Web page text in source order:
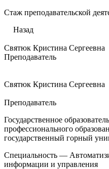
Стаж преподавательской
Назад
Святюк Кристина Сергеевна
Преподаватель
Святюк Кристина Сергеевна
Преподаватель
Государственное
профессионального
государственный горный
Специальность —
информации и управления